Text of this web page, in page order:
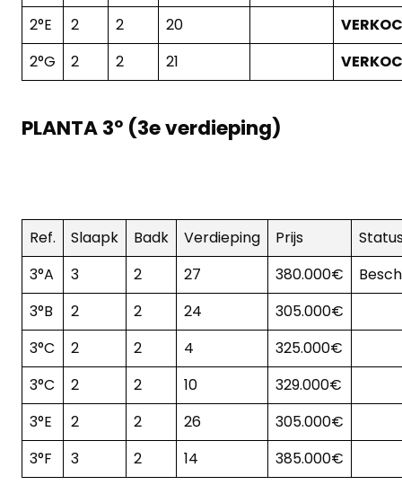
2°E
2 2 20
2°G
2 2 21
PLANTA 3º (3e verdieping)
Ref. Slaapk Badk Verdieping Prijs
3°A
3 2 27 380.000€
3°B
2 2 24
305.000€
3°C
2 2 4
325.000€
3°C
2 2 10
329.000€
3°E
2 2 26
305.000€
3°F
3 2 14 385.000€